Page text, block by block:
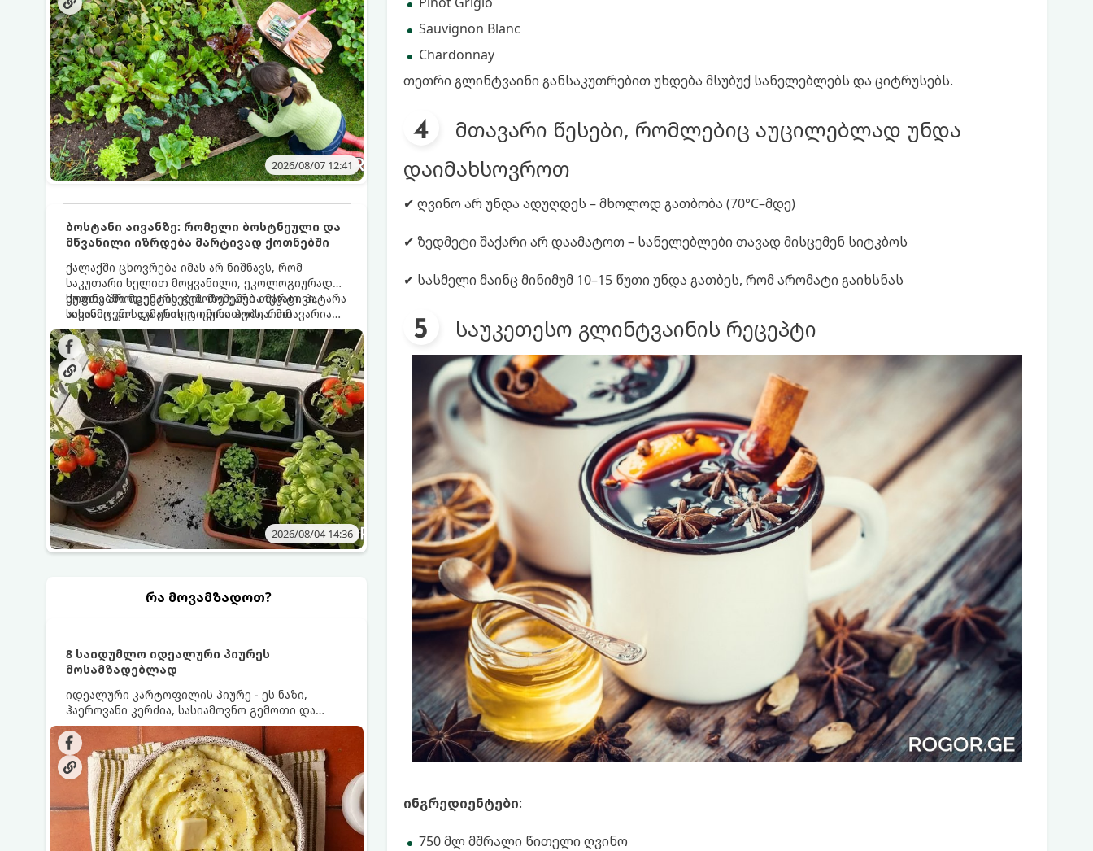
ნიადაგმა ენერგია აღიდგინოს, ხოლო
მცენარეებმა ზამთარს გაუძლონ, აგვისტოს
ბოლომდე 5 მნიშვნელოვანი საქმის გაკეთება
უნდა მოასწროთ:
2026/08/07 12:41
ბოსტანი აივანზე: რომელი ბოსტნეული და
მწვანილი იზრდება მარტივად ქოთნებში
ქალაქში ცხოვრება იმას არ ნიშნავს, რომ
საკუთარი ხელით მოყვანილი, ეკოლოგიურად
სუფთა პროდუქტის გემოზე უარი თქვათ. პატარა
აივანიც კი საკმარისია იმისათვის, რომ
მოიწყოთ მინი-ბოსტანი, საიდანაც
ყოველდღიურად ახალ, არომატულ მწვანილსა
და ბოსტნეულს მოკრეფთ.
ქოთნებში მცენარეების მოშენება მარტივი,
სასიამოვნო და ესთეტიკური ჰობია. მთავარია
იცოდეთ, რომელი კულტურები ეგუებიან
ქოთნის პირობებს ყველაზე კარგად და როგორ
მოუაროთ მათ სწორად.
2026/08/04 14:36
რა მოვამზადოთ?
8 საიდუმლო იდეალური პიურეს
მოსამზადებლად
იდეალური კარტოფილის პიურე - ეს ნაზი,
ჰაეროვანი კერძია, სასიამოვნო გემოთი და
ნაღების-მოყვითალო ფერით. მისი მომზადება
ძალიან მარტივია, მაგრამ არსებობს რამდენიმე
საიდუმლო, რომლებიც უნდა იცოდეთ, რომ
პიურე იდეალურად გემრიელი გამოვიდეს.
Sauvignon Blanc
Chardonnay
თეთრი გლინტვაინი განსაკუთრებით უხდება მსუბუქ სანელებლებს და ციტრუსებს.
მთავარი წესები, რომლებიც აუცილებლად უნდა
დაიმახსოვროთ
✔ ღვინო არ უნდა ადუღდეს – მხოლოდ გათბობა (70°C–მდე)
✔ ზედმეტი შაქარი არ დაამატოთ – სანელებლები თავად მისცემენ სიტკბოს
✔ სასმელი მაინც მინიმუმ 10–15 წუთი უნდა გათბეს, რომ არომატი გაიხსნას
საუკეთესო გლინტვაინის რეცეპტი
ინგრედიენტები:
750 მლ მშრალი წითელი ღვინო